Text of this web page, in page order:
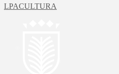
LPACULTURA